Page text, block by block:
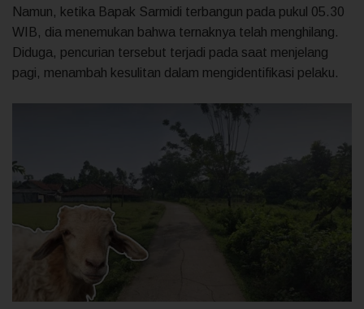
Namun, ketika Bapak Sarmidi terbangun pada pukul 05.30
WIB, dia menemukan bahwa ternaknya telah menghilang.
Diduga, pencurian tersebut terjadi pada saat menjelang
pagi, menambah kesulitan dalam mengidentifikasi pelaku.